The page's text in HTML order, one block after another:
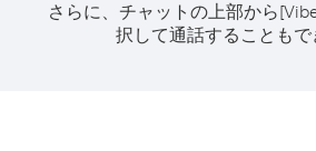
さらに、チャットの上部から
択して通話することもで